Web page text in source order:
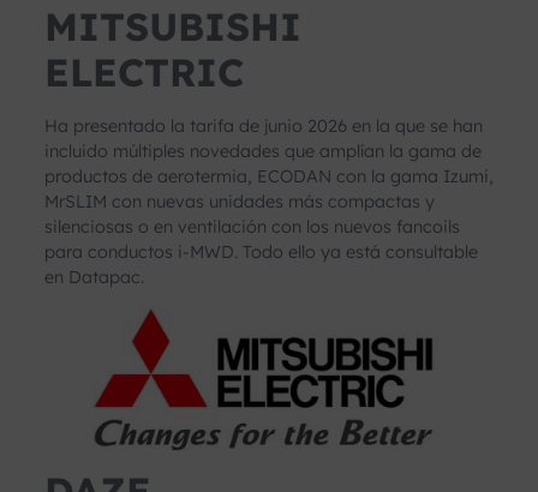
MITSUBISHI
ELECTRIC
Ha presentado la tarifa de junio 2026 en la que se han
incluido múltiples novedades que amplían la gama de
productos de aerotermia, ECODAN con la gama Izumi,
MrSLIM con nuevas unidades más compactas y
silenciosas o en ventilación con los nuevos fancoils
para conductos i-MWD. Todo ello ya está consultable
en Datapac.